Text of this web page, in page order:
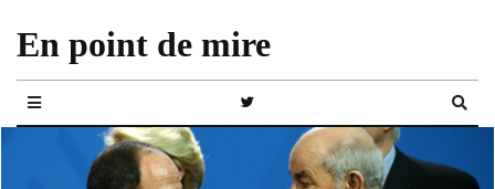
En point de mire